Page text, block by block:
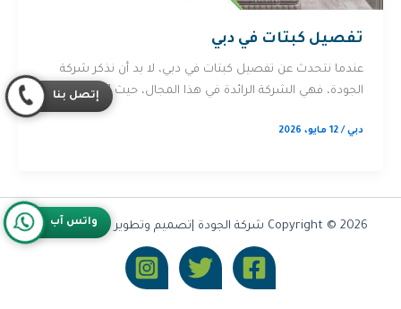
تفصيل كبتات في دبي
عندما نتحدث عن تفصيل كبتات في دبي، لا بد أن نذكر شركة
الجودة، فهي الشركة الرائدة في هذا المجال، حيث […]
دبي/12 مايو، 2026
Copyright © 2026 شركة الجودة |تصميم وتطوير شركة Olymoo
واتس آب
إتصل بنا